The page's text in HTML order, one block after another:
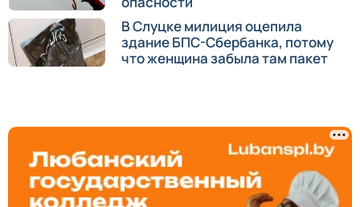
В Слуцке милиция оцепила
здание БПС-Сбербанка, потому
что женщина забыла там пакет